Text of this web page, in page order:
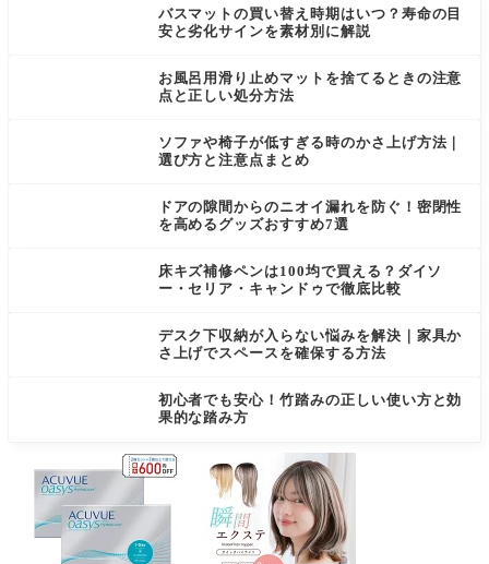
バスマットの買い替え時期はいつ？寿命の目
安と劣化サインを素材別に解説
お風呂用滑り止めマットを捨てるときの注意
点と正しい処分方法
ソファや椅子が低すぎる時のかさ上げ方法｜
選び方と注意点まとめ
ドアの隙間からのニオイ漏れを防ぐ！密閉性
を高めるグッズおすすめ7選
床キズ補修ペンは100均で買える？ダイソ
ー・セリア・キャンドゥで徹底比較
デスク下収納が入らない悩みを解決｜家具か
さ上げでスペースを確保する方法
初心者でも安心！竹踏みの正しい使い方と効
果的な踏み方